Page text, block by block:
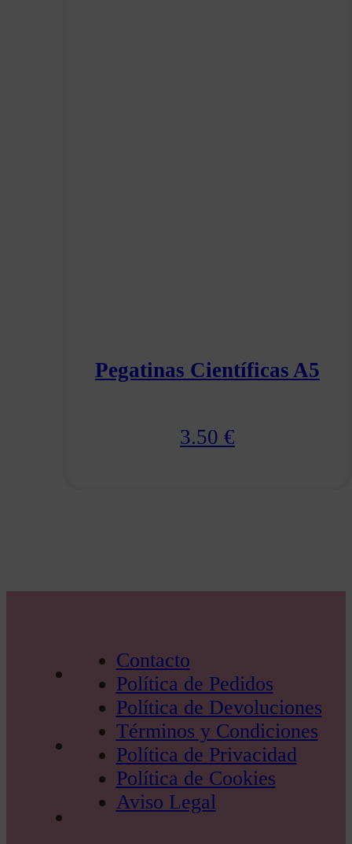
Pegatinas Científicas A5
3.50 €
Contacto
Política de Pedidos
Política de Devoluciones
Términos y Condiciones
Política de Privacidad
Política de Cookies
Aviso Legal